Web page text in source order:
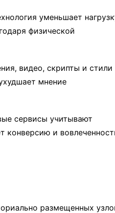
уменьшает
физической
видео, скрипты и стили
мнение
сервисы учитывают
конверсию и
размещенных